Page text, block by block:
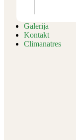
Galerija
Kontakt
Climanatres